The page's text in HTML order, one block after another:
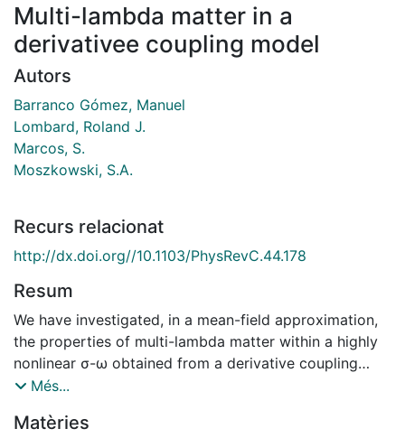
Multi-lambda matter in a
derivativee coupling model
Autors
Barranco Gómez, Manuel
Lombard, Roland J.
Marcos, S.
Moszkowski, S.A.
Recurs relacionat
http://dx.doi.org//10.1103/PhysRevC.44.178
Resum
We have investigated, in a mean-field approximation,
the properties of multi-lambda matter within a highly
nonlinear σ-ω obtained from a derivative coupling
between the scalar and fermion fields. The matter
We also discuss the spin-orbit properties of the
Més...
Matèries